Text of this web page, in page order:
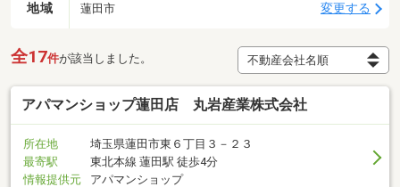
地域 蓮田市 変更する
全17件が該当しました。
アパマンショップ蓮田店 丸岩産業株式会社
所在地
埼玉県蓮田市東６丁目３－２３
最寄駅
東北本線 蓮田駅 徒歩4分
情報提供元
アパマンショップ